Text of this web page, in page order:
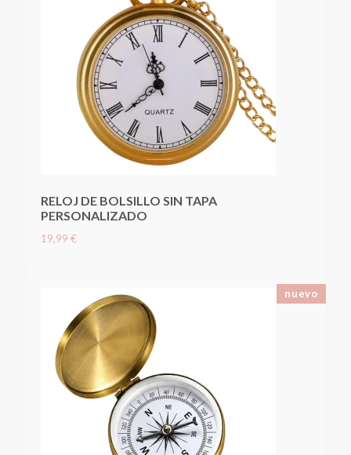
RELOJ DE BOLSILLO SIN TAPA
PERSONALIZADO
19,99 €
nuevo